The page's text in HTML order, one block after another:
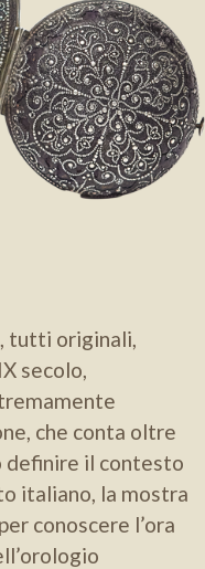
tutti originali,
secolo,
che conta oltre
definire il contesto
italiano, la mostra
conoscere l’ora